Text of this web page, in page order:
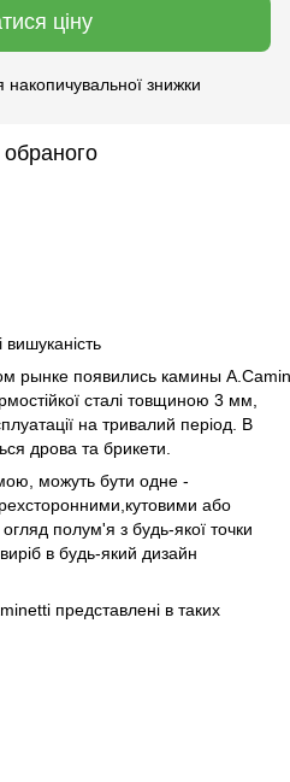
ціну
накопичувальної знижки
рынке появились камины
сталі товщиною 3 мм,
на тривалий період. В
дрова та брикети.
можуть бути одне -
або
полум'я з будь-якої точки
в будь-який дизайн
представлені в таких